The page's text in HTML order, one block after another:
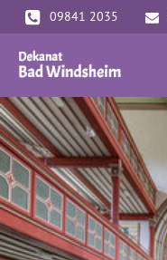
Zum Hauptinhalt springen
09841 2035